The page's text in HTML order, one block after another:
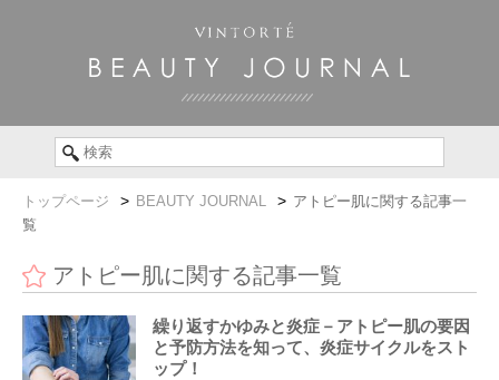
トップページ BEAUTY JOURNAL
アトピー肌に関する記事一
覧
アトピー肌に関する記事一覧
繰り返すかゆみと炎症－アトピー肌の要因
と予防方法を知って、炎症サイクルをスト
ップ！